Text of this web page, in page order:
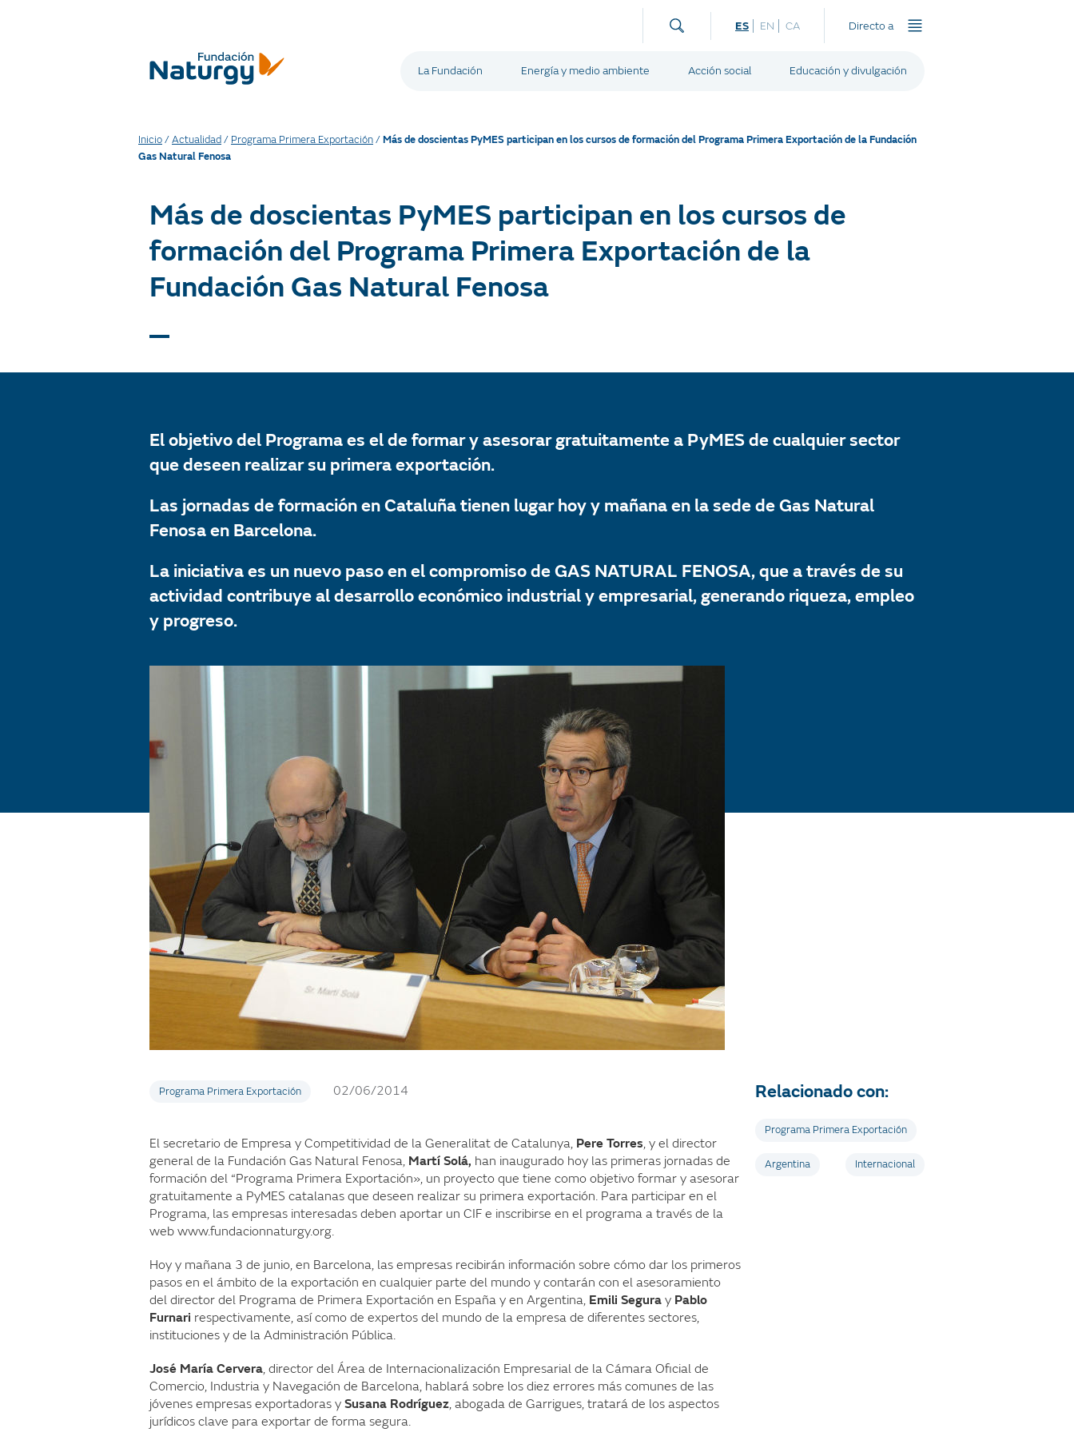
ES EN CA Directo a
La Fundación Energía y medio ambiente Acción social Educación y divulgación
Inicio/Actualidad / Programa Primera Exportación/Más de doscientas PyMES participan en los cursos de formación del Programa Primera Exportación de la Fundación
Gas Natural Fenosa
Más de doscientas PyMES participan en los cursos de
formación del Programa Primera Exportación de la
Fundación Gas Natural Fenosa
El objetivo del Programa es el de formar y asesorar gratuitamente a PyMES de cualquier sector
que deseen realizar su primera exportación.
Las jornadas de formación en Cataluña tienen lugar hoy y mañana en la sede de Gas Natural
Fenosa en Barcelona.
La iniciativa es un nuevo paso en el compromiso de GAS NATURAL FENOSA, que a través de su
actividad contribuye al desarrollo económico industrial y empresarial, generando riqueza, empleo
y progreso.
Programa Primera Exportación 02/06/2014
El secretario de Empresa y Competitividad de la Generalitat de Catalunya, Pere Torres, y el director
general de la Fundación Gas Natural Fenosa, Martí Solá, han inaugurado hoy las primeras jornadas de
formación del “Programa Primera Exportación», un proyecto que tiene como objetivo formar y asesorar
gratuitamente a PyMES catalanas que deseen realizar su primera exportación. Para participar en el
Programa, las empresas interesadas deben aportar un CIF e inscribirse en el programa a través de la
web www.fundacionnaturgy.org.
Hoy y mañana 3 de junio, en Barcelona, las empresas recibirán información sobre cómo dar los primeros
pasos en el ámbito de la exportación en cualquier parte del mundo y contarán con el asesoramiento
del director del Programa de Primera Exportación en España y en Argentina, Emili Segura y Pablo
Furnari respectivamente, así como de expertos del mundo de la empresa de diferentes sectores,
instituciones y de la Administración Pública.
José María Cervera, director del Área de Internacionalización Empresarial de la Cámara Oficial de
Comercio, Industria y Navegación de Barcelona, hablará sobre los diez errores más comunes de las
jóvenes empresas exportadoras y Susana Rodríguez, abogada de Garrigues, tratará de los aspectos
jurídicos clave para exportar de forma segura.
Relacionado con:
Programa Primera Exportación
Argentina Internacional